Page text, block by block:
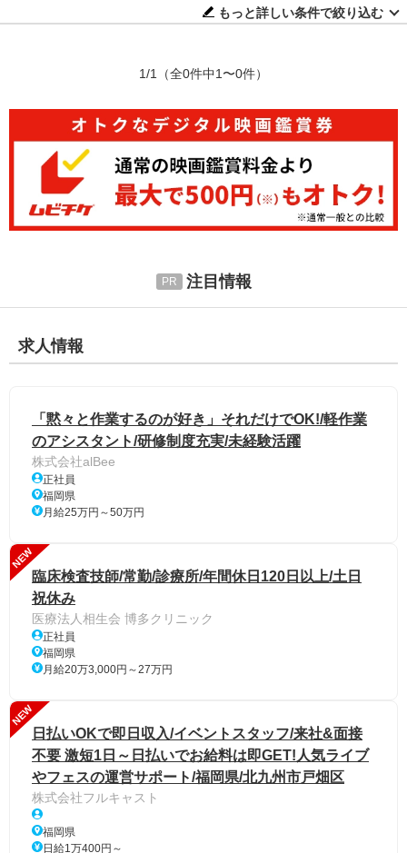
もっと詳しい条件で絞り込む
1/1 （全0件中1〜0件）
注目情報
求人情報
「黙々と作業するのが好き」それだけでOK!/軽作業
のアシスタント/研修制度充実/未経験活躍
株式会社alBee
正社員
福岡県
月給25万円～50万円
NEW
臨床検査技師/常勤/診療所/年間休日120日以上/土日
祝休み
医療法人相生会 博多クリニック
正社員
福岡県
月給20万3,000円～27万円
NEW
日払いOKで即日収入/イベントスタッフ/来社&面接
不要 激短1日～日払いでお給料は即GET!人気ライブ
やフェスの運営サポート/福岡県/北九州市戸畑区
株式会社フルキャスト
福岡県
日給1万400円～